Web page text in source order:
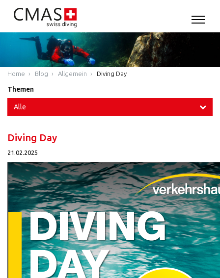
Home Blog Allgemein Diving Day
Themen
Alle
Diving Day
21.02.2025